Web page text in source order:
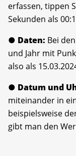
erfassen, tippen
Sekunden als
● Daten: Bei
und Jahr mit
also als
● Datum und
miteinander in
beispielsweise
gibt man den